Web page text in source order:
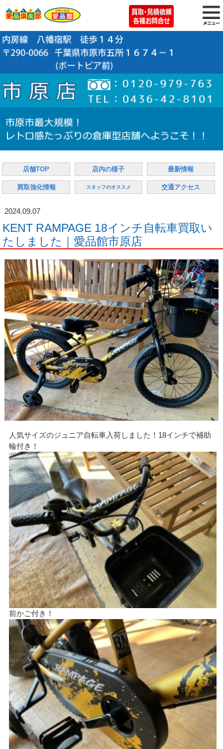
店舗TOP 店内の様子 最新情報
買取強化情報 スタッフのオススメ 交通アクセス
2024.09.07
KENT RAMPAGE 18インチ自転車買取い
たしました｜愛品館市原店
人気サイズのジュニア自転車入荷しました！18インチで補助
輪付き！
前かご付き！